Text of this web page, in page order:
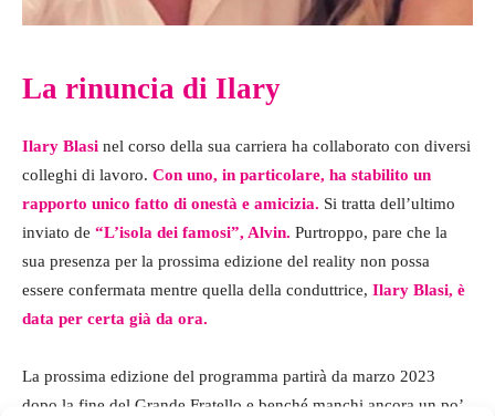
La rinuncia di Ilary
Ilary Blasi nel corso della sua carriera ha collaborato con diversi
colleghi di lavoro. Con uno, in particolare, ha stabilito un
rapporto unico fatto di onestà e amicizia. Si tratta dell’ultimo
inviato de “L’isola dei famosi”, Alvin. Purtroppo, pare che la
sua presenza per la prossima edizione del reality non possa
essere confermata mentre quella della conduttrice, Ilary Blasi, è
data per certa già da ora.
La prossima edizione del programma partirà da marzo 2023
dopo la fine del Grande Fratello e benché manchi ancora un po’